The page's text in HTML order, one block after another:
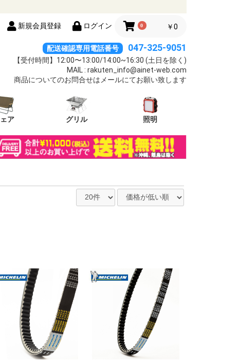
0 ￥0
新規会員登録 ログイン
配送確認専用電話番号 047-325-9051
【受付時間】12:00〜13:00/14:00~16:30 (土日を除く)
MAIL : rakuten_info@ainet-web.com
商品についてのお問合せはメールにてお願い致します
ア グリル 照明